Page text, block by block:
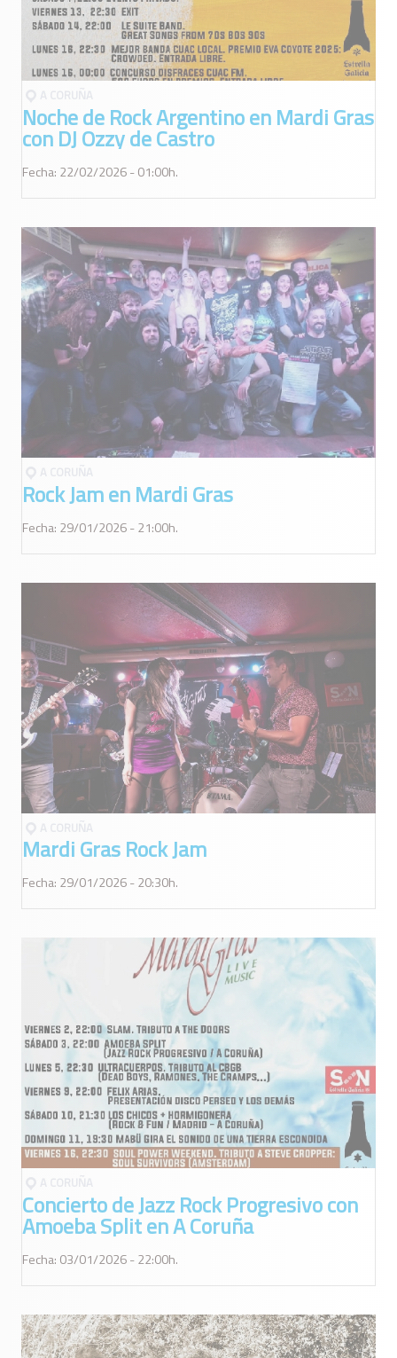
Noche de Rock Argentino en Mardi Gras
con DJ Ozzy de Castro
Fecha: 22/02/2026 - 01:00h.
Rock Jam en Mardi Gras
Fecha: 29/01/2026 - 21:00h.
Mardi Gras Rock Jam
Fecha: 29/01/2026 - 20:30h.
Concierto de Jazz Rock Progresivo con
Amoeba Split en A Coruña
Fecha: 03/01/2026 - 22:00h.